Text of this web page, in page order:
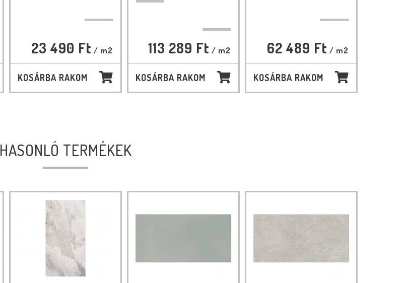
23 490 Ft / m2
KOSÁRBA RAKOM
113 289 Ft / m2
KOSÁRBA RAKOM
62 489 Ft / m2
KOSÁRBA RAKOM
HASONLÓ TERMÉKEK